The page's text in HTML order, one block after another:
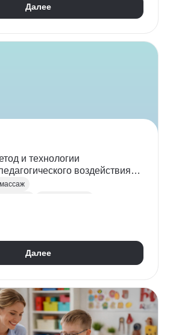
Далее
и технологии
воздействия
артикуляционного аппарата
Далее